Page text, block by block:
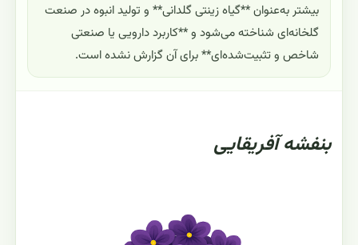
بیشتر به‌عنوان **گیاه زینتی گلدانی** و تولید انبوه در صنعت
گلخانه‌ای شناخته می‌شود و **کاربرد دارویی یا صنعتی
شاخص و تثبیت‌شده‌ای** برای آن گزارش نشده است.
بنفشه آفریقایی